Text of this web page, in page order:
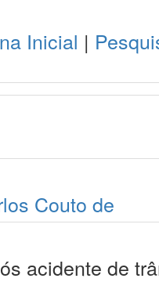
Inicial |
Couto de
acidente de